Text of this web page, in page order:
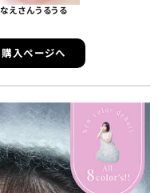
なえさんうるうる
購入ページへ